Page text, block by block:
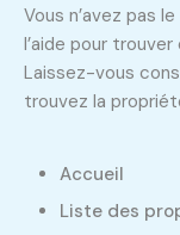
Vous n’avez pas
l’aide pour
Laissez-vous
trouvez la
Accueil
Liste des